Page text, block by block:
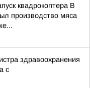
квадрокоптера В
производство мяса
здравоохранения
с